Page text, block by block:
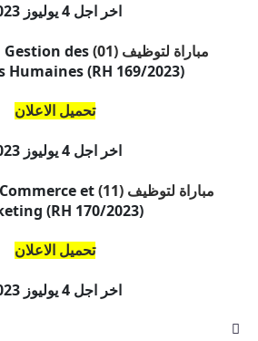
اخر اجل 4 يوليوز 2023
مباراة لتوظيف (01)
des
Humaines (RH 169/2023)
تحميل الاعلان
اخر اجل 4 يوليوز 2023
مباراة لتوظيف (11)
et
(RH 170/2023)
تحميل الاعلان
اخر اجل 4 يوليوز 2023